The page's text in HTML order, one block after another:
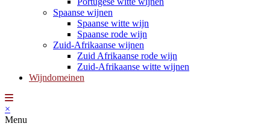
Spaanse wijnen
Spaanse witte wijn
Spaanse rode wijn
Zuid-Afrikaanse wijnen
Zuid Afrikaanse rode wijn
Zuid-Afrikaanse witte wijnen
Wijndomeinen
×
Menu